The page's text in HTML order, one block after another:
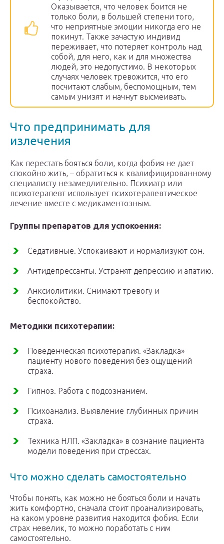
Оказывается, что человек боится не
только боли, в большей степени того,
что неприятные эмоции никогда его не
покинут. Также зачастую индивид
переживает, что потеряет контроль над
собой, для него, как и для множества
людей, это недопустимо. В некоторых
случаях человек тревожится, что его
посчитают слабым, беспомощным, тем
самым унизят и начнут высмеивать.
Что предпринимать для
излечения
Как перестать бояться боли, когда фобия не дает
спокойно жить, – обратиться к квалифицированному
специалисту незамедлительно. Психиатр или
психотерапевт использует психотерапевтическое
лечение вместе с медикаментозным.
Группы препаратов для успокоения:
Седативные. Успокаивают и нормализуют сон.
Антидепрессанты. Устранят депрессию и апатию.
Анксиолитики. Снимают тревогу и
беспокойство.
Методики психотерапии:
Поведенческая психотерапия. «Закладка»
пациенту нового поведения без ощущений
страха.
Гипноз. Работа с подсознанием.
Психоанализ. Выявление глубинных причин
страха.
Техника НЛП. «Закладка» в сознание пациента
модели поведения при стрессах.
Что можно сделать самостоятельно
Чтобы понять, как можно не бояться боли и начать
жить комфортно, сначала стоит проанализировать,
на каком уровне развития находится фобия. Если
страх невелик, то можно поработать с ним
самостоятельно.